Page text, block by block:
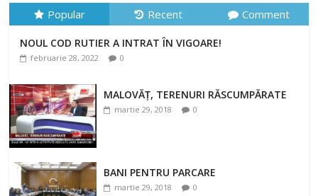
NOUL COD RUTIER A INTRAT ÎN VIGOARE!
februarie 28, 2022 0
Popular Recent Comment
NOUL COD RUTIER A INTRAT ÎN VIGOARE!
februarie 28, 2022 0
MALOVĂȚ, TERENURI RĂSCUMPĂRATE
martie 29, 2018 0
BANI PENTRU PARCARE
martie 29, 2018 0